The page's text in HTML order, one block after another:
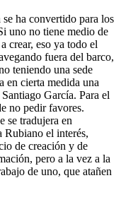
ha convertido para los
uno no tiene medio de
crear, eso ya todo el
fuera del barco,
teniendo una sede
en cierta medida una
García. Para el
no pedir favores.
se tradujera en
Rubiano el interés,
de creación y de
pero a la vez a la
de uno, que atañen